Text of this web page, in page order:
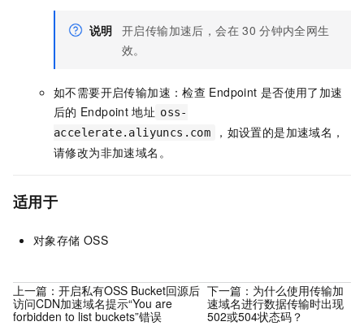
说明 开启传输加速后，会在 30 分钟内全网生
效。
如不需要开启传输加速：检查 Endpoint 是否使用了加速
后的 Endpoint 地址 oss-
accelerate.aliyuncs.com
，如设置的是加速域名，
请修改为非加速域名。
适用于
对象存储 OSS
上一篇： 开启私有OSS Bucket回源后
访问CDN加速域名提示“You are
forbidden to list buckets”错误
下一篇： 为什么使用传输加
速域名进行数据传输时出现
502或504状态码？